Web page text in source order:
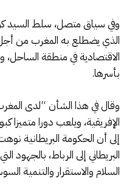
وفي سياق متصل، سلط السيد
الذي يضطلع به المغرب من أجل
الاقتصادية في منطقة الساحل،
بأسرها.
وقال في هذا الشأن “لدى
الإفريقية، ويلعب دورا متميزا
إلى أن الحكومة البريطانية
البريطاني إلى الرباط، بالجهود
السلام والاستقرار والتنمية